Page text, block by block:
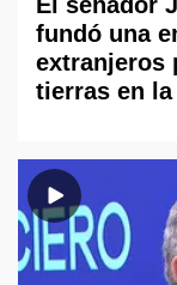
fundó una
extranjeros
tierras en